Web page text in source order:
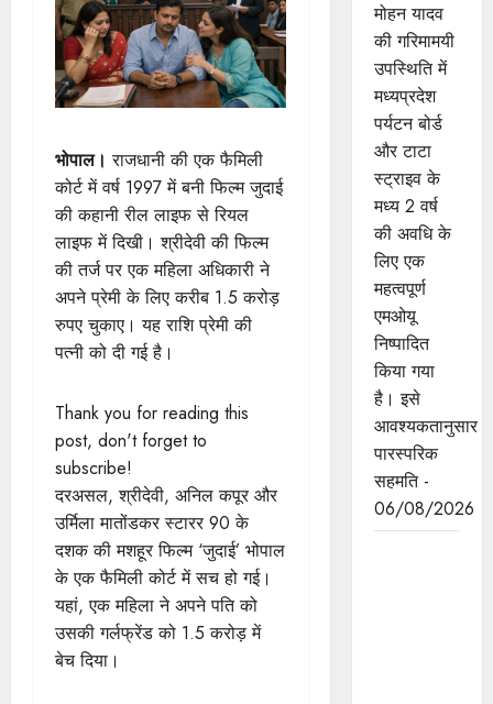
भोपाल। राजधानी की एक फैमिली
कोर्ट में वर्ष 1997 में बनी फिल्म जुदाई
की कहानी रील लाइफ से रियल
लाइफ में दिखी। श्रीदेवी की फिल्म
की तर्ज पर एक महिला अधिकारी ने
अपने प्रेमी के लिए करीब 1.5 करोड़
रुपए चुकाए। यह राशि प्रेमी की
पत्नी को दी गई है।
Thank you for reading this
post, don't forget to
subscribe!
दरअसल, श्रीदेवी, अनिल कपूर और
उर्मिला मातोंडकर स्टारर 90 के
दशक की मशहूर फिल्म ‘जुदाई’ भोपाल
के एक फैमिली कोर्ट में सच हो गई।
यहां, एक महिला ने अपने पति को
उसकी गर्लफ्रेंड को 1.5 करोड़ में
बेच दिया।
मोहन यादव
की गरिमामयी
उपस्थिति में
मध्यप्रदेश
पर्यटन बोर्ड
और टाटा
स्ट्राइव के
मध्य 2 वर्ष
की अवधि के
लिए एक
महत्वपूर्ण
एमओयू
निष्पादित
किया गया
है। इसे
आवश्यकतानुसार
पारस्परिक
सहमति -
06/08/2026